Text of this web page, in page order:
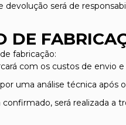
devolução será de
DE
fabricação:
com os custos de envio
uma análise técnica após
confirmado, será realizada a